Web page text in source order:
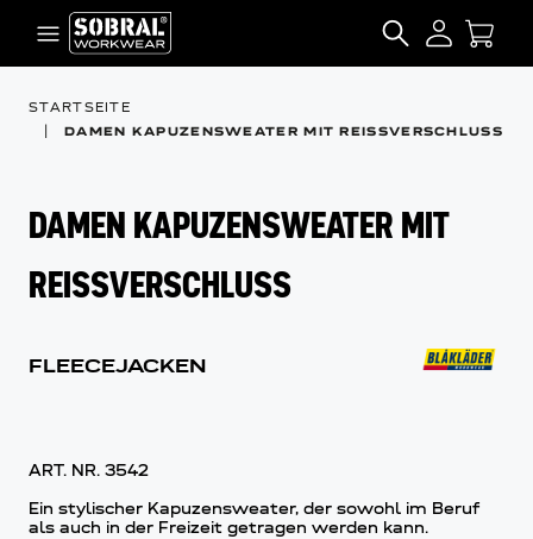
Zum Inhalt springen
SEARCH
STARTSEITE
DAMEN KAPUZENSWEATER MIT REISSVERSCHLUSS
DAMEN KAPUZENSWEATER MIT
REISSVERSCHLUSS
FLEECEJACKEN
ART. NR. 3542
Ein stylischer Kapuzensweater, der sowohl im Beruf
als auch in der Freizeit getragen werden kann.